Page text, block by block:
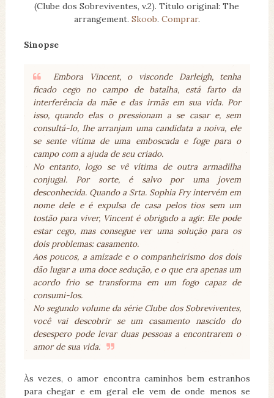
(Clube dos Sobreviventes, v.2). Título original: The
arrangement. Skoob. Comprar.
Sinopse
Embora Vincent, o visconde Darleigh, tenha
ficado cego no campo de batalha, está farto da
interferência da mãe e das irmãs em sua vida. Por
isso, quando elas o pressionam a se casar e, sem
consultá-lo, lhe arranjam uma candidata a noiva, ele
se sente vítima de uma emboscada e foge para o
campo com a ajuda de seu criado.
No entanto, logo se vê vítima de outra armadilha
conjugal. Por sorte, é salvo por uma jovem
desconhecida. Quando a Srta. Sophia Fry intervém em
nome dele e é expulsa de casa pelos tios sem um
tostão para viver, Vincent é obrigado a agir. Ele pode
estar cego, mas consegue ver uma solução para os
dois problemas: casamento.
Aos poucos, a amizade e o companheirismo dos dois
dão lugar a uma doce sedução, e o que era apenas um
acordo frio se transforma em um fogo capaz de
consumi-los.
No segundo volume da série Clube dos Sobreviventes,
você vai descobrir se um casamento nascido do
desespero pode levar duas pessoas a encontrarem o
amor de sua vida.
Às vezes, o amor encontra caminhos bem estranhos
para chegar e em geral ele vem de onde menos se